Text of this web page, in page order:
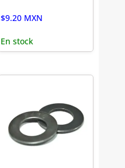
$9.20 MXN
En stock